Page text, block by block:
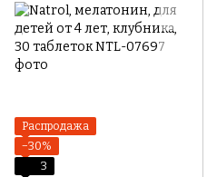
Распродажа
−30%
3